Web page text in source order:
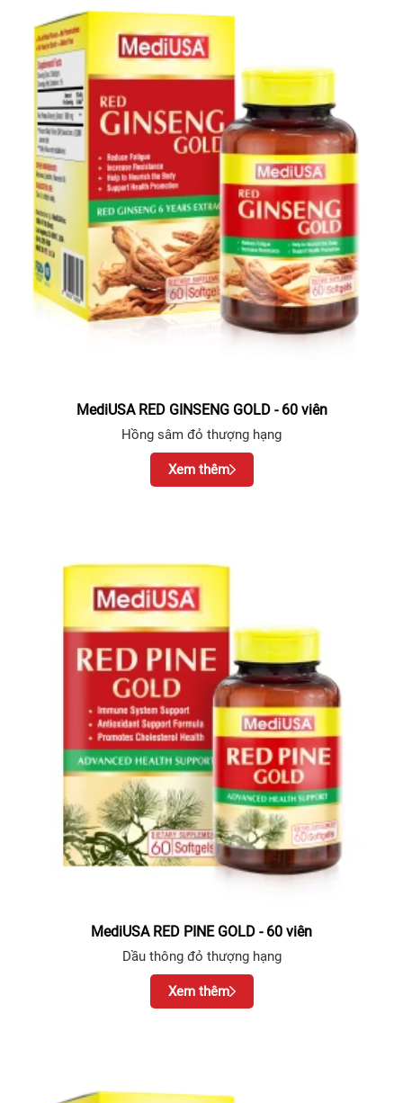
MediUSA RED GINSENG GOLD - 60 viên
Hồng sâm đỏ thượng hạng
Xem thêm
MediUSA RED PINE GOLD - 60 viên
Dầu thông đỏ thượng hạng
Xem thêm